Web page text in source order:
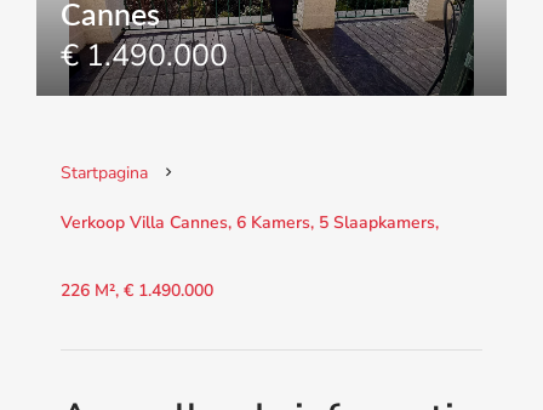
Cannes
€ 1.490.000
Startpagina
Verkoop Villa Cannes, 6 Kamers, 5 Slaapkamers,
226 M², € 1.490.000